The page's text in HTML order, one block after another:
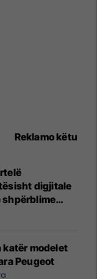
Reklamo këtu
digjitale
shpërblime
katër modelet
Peugeot